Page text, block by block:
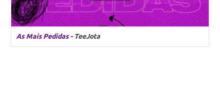
As Mais Pedidas - TeeJota